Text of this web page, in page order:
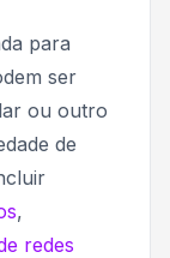
para
ser
ou outro
de
,
redes